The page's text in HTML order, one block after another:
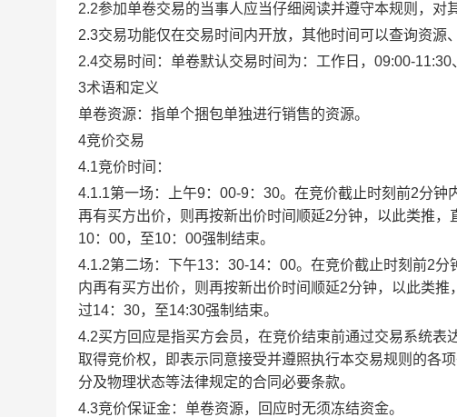
2.2参加单卷交易的当事人应当仔细阅读并遵守本规则，对
2.3交易功能仅在交易时间内开放，其他时间可以查询资源
2.4交易时间：单卷默认交易时间为：工作日，09:00-11:30
3术语和定义
单卷资源：指单个捆包单独进行销售的资源。
4竞价交易
4.1竞价时间：
4.1.1第一场：上午9：00-9：30。在竞价截止时刻前2分
再有买方出价，则再按新出价时间顺延2分钟，以此类推
10：00，至10：00强制结束。
4.1.2第二场：下午13：30-14：00。在竞价截止时刻前2
内再有买方出价，则再按新出价时间顺延2分钟，以此类
过14：30，至14:30强制结束。
4.2买方回应是指买方会员，在竞价结束前通过交易系统
取得竞价权，即表示同意接受并遵照执行本交易规则的各
分及物理状态等法律规定的合同必要条款。
4.3竞价保证金：单卷资源，回应时无须冻结资金。